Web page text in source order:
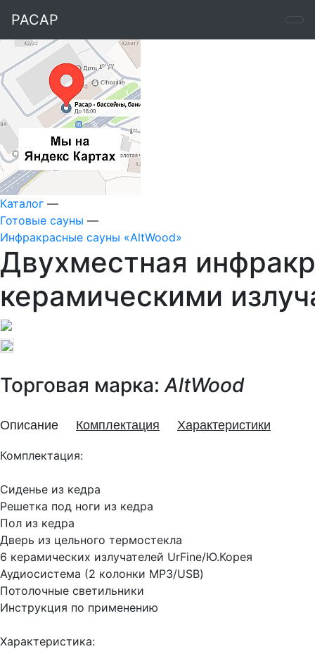
РАСАР
Каталог —
Готовые сауны —
Инфракрасные сауны «AltWood»
Двухместная
керамическими
Торговая марка:AltWood
Описание Комплектация Характеристики
Комплектация:
Сиденье из кедра
Решетка под ноги из кедра
Пол из кедра
Дверь из цельного термостекла
6 керамических излучателей UrFine/Ю.Корея
Аудиосистема (2 колонки MP3/USB)
Потолочные светильники
Инструкция по применению
Характеристика: